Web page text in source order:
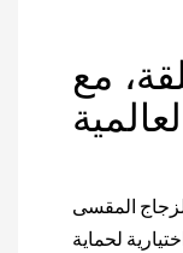
مع
المقسى
لحماية